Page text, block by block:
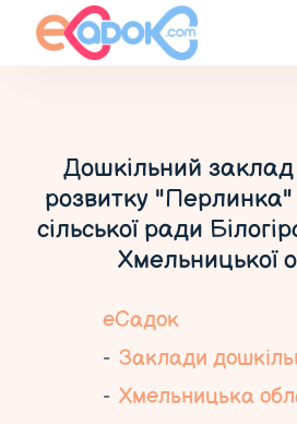
Дошкільний заклад
розвитку "Перлинка"
сільської ради
Хмельницької
еСадок
Заклади
Хмельницька